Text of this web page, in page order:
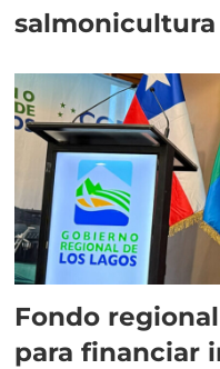
Fondo
para financiar